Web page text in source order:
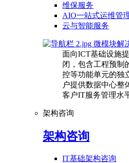
维保服务
AIO一站式运维管
云与智能服务
微模块解
面向ICT基础设施
闭，包含工程预制
控等功能单元的独
户提供数据中心整
客户IT服务管理水
架构咨询
架构咨询
IT基础架构咨询